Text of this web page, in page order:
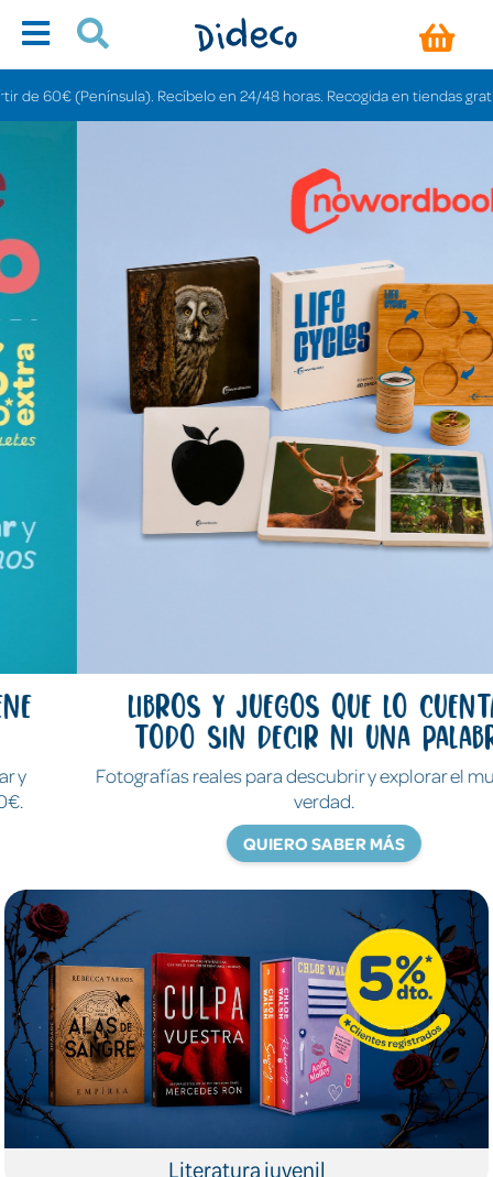
Recíbelo en 24/48 horas. Recogida en tiendas gratis en 3-6 días.
Libros y juegos que lo cuentan
todo sin decir ni una palabra
Fotografías reales para descubrir y explorar el mundo de
QUIERO SABER MÁS
Literatura juvenil